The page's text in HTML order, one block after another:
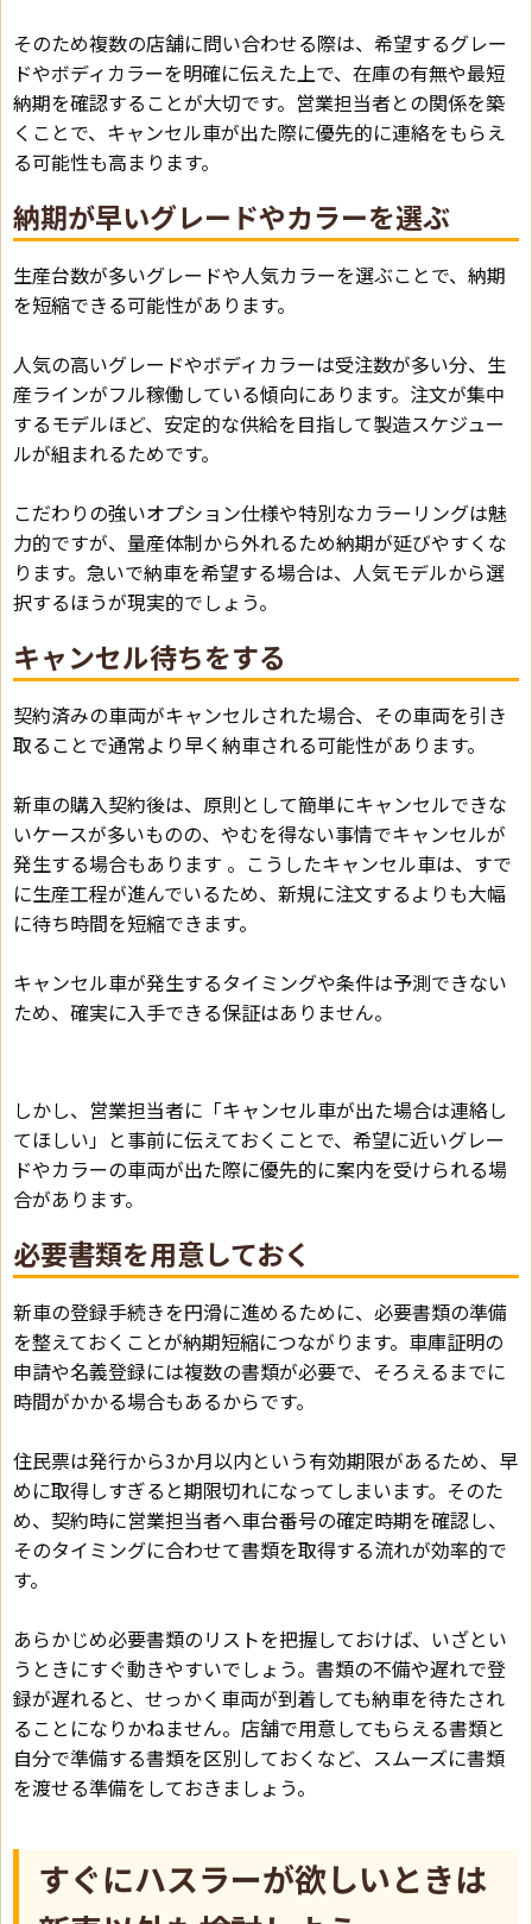
そのため複数の店舗に問い合わせる際は、希望するグレー
ドやボディカラーを明確に伝えた上で、在庫の有無や最短
納期を確認することが大切です。営業担当者との関係を築
くことで、キャンセル車が出た際に優先的に連絡をもらえ
る可能性も高まります。
納期が早いグレードやカラーを選ぶ
生産台数が多いグレードや人気カラーを選ぶことで、納期
を短縮できる可能性があります。
人気の高いグレードやボディカラーは受注数が多い分、生
産ラインがフル稼働している傾向にあります。注文が集中
するモデルほど、安定的な供給を目指して製造スケジュー
ルが組まれるためです。
こだわりの強いオプション仕様や特別なカラーリングは魅
力的ですが、量産体制から外れるため納期が延びやすくな
ります。急いで納車を希望する場合は、人気モデルから選
択するほうが現実的でしょう。
キャンセル待ちをする
契約済みの車両がキャンセルされた場合、その車両を引き
取ることで通常より早く納車される可能性があります。
新車の購入契約後は、原則として簡単にキャンセルできな
いケースが多いものの、やむを得ない事情でキャンセルが
発生する場合もあります 。こうしたキャンセル車は、すで
に生産工程が進んでいるため、新規に注文するよりも大幅
に待ち時間を短縮できます。
キャンセル車が発生するタイミングや条件は予測できない
ため、確実に入手できる保証はありません。
しかし、営業担当者に「キャンセル車が出た場合は連絡し
てほしい」と事前に伝えておくことで、希望に近いグレー
ドやカラーの車両が出た際に優先的に案内を受けられる場
合があります。
必要書類を用意しておく
新車の登録手続きを円滑に進めるために、必要書類の準備
を整えておくことが納期短縮につながります。車庫証明の
申請や名義登録には複数の書類が必要で、そろえるまでに
時間がかかる場合もあるからです。
住民票は発行から3か月以内という有効期限があるため、早
めに取得しすぎると期限切れになってしまいます。そのた
め、契約時に営業担当者へ車台番号の確定時期を確認し、
そのタイミングに合わせて書類を取得する流れが効率的で
す。
あらかじめ必要書類のリストを把握しておけば、いざとい
うときにすぐ動きやすいでしょう。書類の不備や遅れで登
録が遅れると、せっかく車両が到着しても納車を待たされ
ることになりかねません。店舗で用意してもらえる書類と
自分で準備する書類を区別しておくなど、スムーズに書類
を渡せる準備をしておきましょう。
すぐにハスラーが欲しいときは